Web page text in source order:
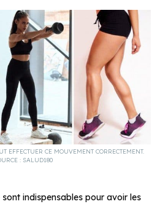
EFFECTUER CE MOUVEMENT CORRECTEMENT.
: SALUD180
indispensables pour avoir les